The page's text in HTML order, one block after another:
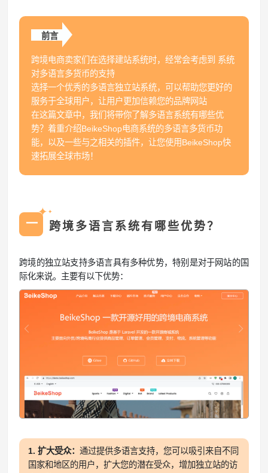
前言
跨境电商卖家们在选择建站系统时，经常会考虑到 系统
对多语言多货币的支持
选择一个优秀的多语言独立站系统，可以帮助您更好的
服务于全球用户，让用户更加信赖您的品牌网站
在这篇文章中，我们将带你了解多语言系统有哪些优
势？着重介绍BeikeShop电商系统的多语言多货币功
能，以及一些与之相关的插件，让您使用BeikeShop快
速拓展全球市场！
✦ ✦
一 跨境多语言系统有哪些优势？
跨境的独立站支持多语言具有多种优势，特别是对于网站的国
际化来说。主要有以下优势：
1. 扩大受众：通过提供多语言支持，您可以吸引来自不同
国家和地区的用户，扩大您的潜在受众，增加独立站的访